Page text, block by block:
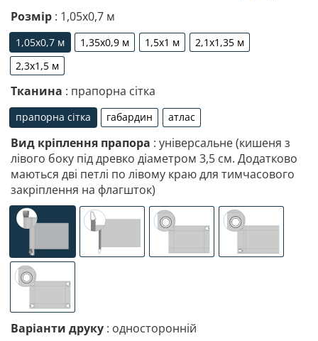
Розмір : 1,05х0,7 м
1,05х0,7 м
1,05х0,7 м
1,35х0,9 м
1,35х0,9 м
1,5х1 м
1,5х1 м
2,1х1,35 м
2,1х1,35 м
2,3х1,5 м
2,3х1,5 м
Тканина : прапорна сітка
прапорна сітка
прапорна сітка
габардин
габардин
атлас
атлас
Вид кріплення прапора : універсальне (кишеня з
лівого боку під древко діаметром 3,5 см. Додатково
маються дві петлі по лівому краю для тимчасового
закріплення на флагшток)
Варіанти друку : односторонній